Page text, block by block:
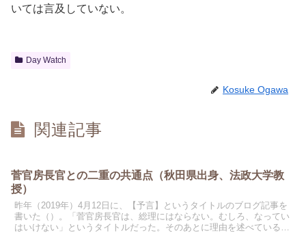
いては言及していない。
Day Watch
Kosuke Ogawa
関連記事
菅官房長官との二重の共通点（秋田県出身、法政大学教
授）
昨年（2019年）4月12日に、【予言】というタイトルのブログ記事を
書いた（）。「菅官房長官は、総理にはならない。むしろ、なってい
はいけない」というタイトルだった。そのあとに理由を述べているの